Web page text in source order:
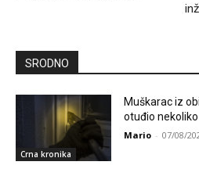
SRODNO
Crna kronika
Muškarac iz
otuđio
Mario - 07/08/